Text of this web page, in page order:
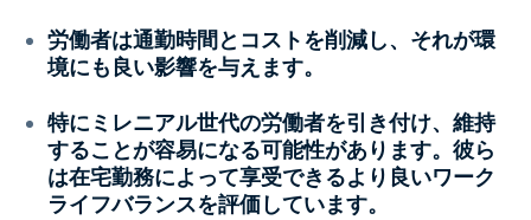
労働者は通勤時間とコストを削減し、それが環
境にも良い影響を与えます。
特にミレニアル世代の労働者を引き付け、維持
することが容易になる可能性があります。彼ら
は在宅勤務によって享受できるより良いワーク
ライフバランスを評価しています。